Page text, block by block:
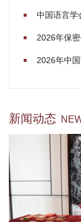
中国语言学
2026年保
新闻动态